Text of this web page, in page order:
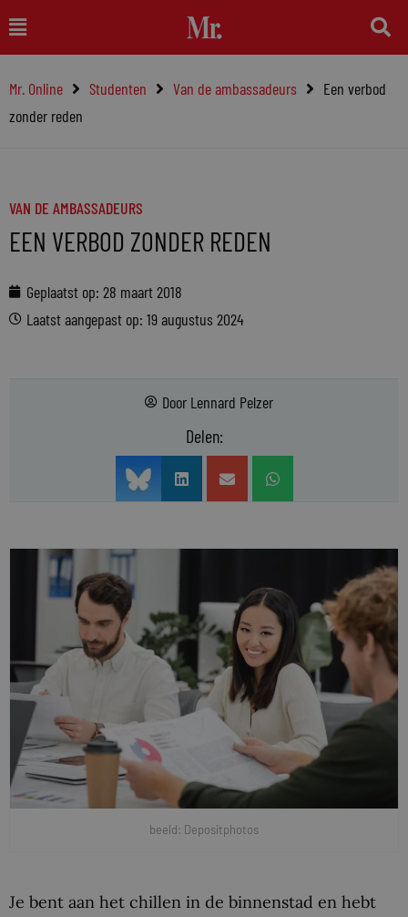
naar
inhoud
Main
Menu
Mr. Online Studenten Van de ambassadeurs
Een verbod
zonder reden
VAN DE AMBASSADEURS
EEN VERBOD ZONDER REDEN
Geplaatst op: 28 maart 2018
Laatst aangepast op: 19 augustus 2024
Door Lennard Pelzer
Delen:
beeld: Depositphotos
Je bent aan het chillen in de binnenstad en hebt